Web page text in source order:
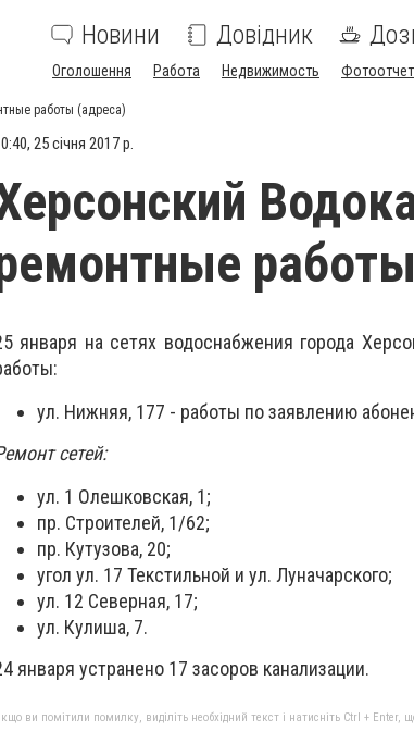
Новини Довідник
Оголошення Работа Недвижимость
работы (адреса)
25 січня 2017 р.
января на сетях водоснабжения города
ул. Нижняя, 177 - работы по заявлению
сетей:
ул. 1 Олешковская, 1;
пр. Строителей, 1/62;
пр. Кутузова, 20;
угол ул. 17 Текстильной и ул. Луначарского;
ул. 12 Северная, 17;
ул. Кулиша, 7.
января устранено 17 засоров канализации.
ви помітили помилку, виділіть необхідний текст і натисніть Ctrl + Enter,